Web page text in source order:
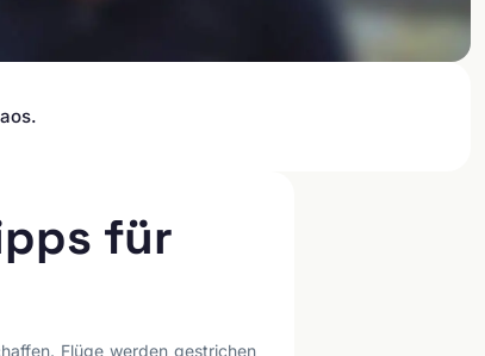
für
Flüge werden gestrichen